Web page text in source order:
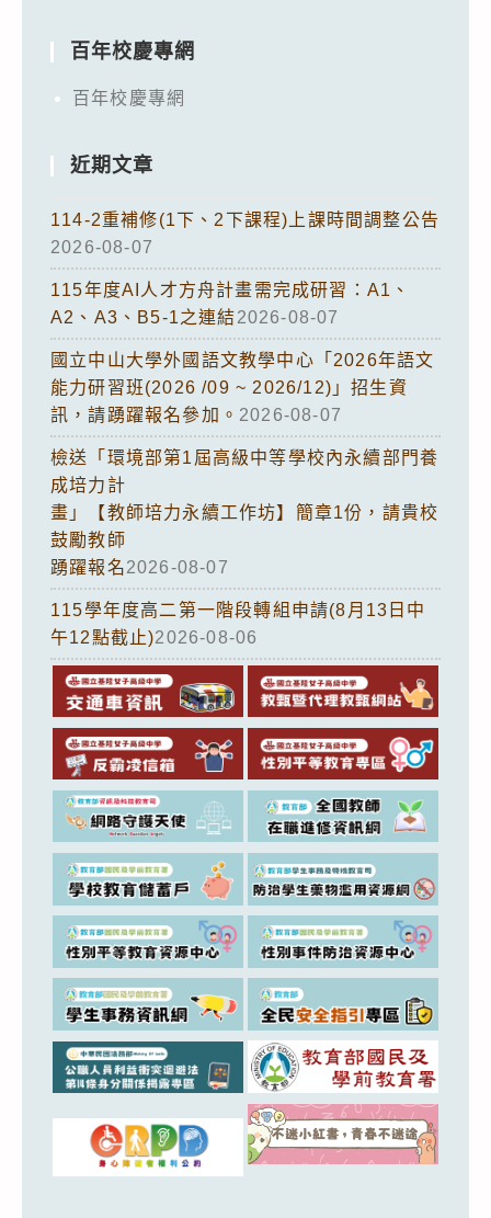
百年校慶專網
百年校慶專網
近期文章
114-2重補修(1下、2下課程)上課時間調整公告
2026-08-07
115年度AI人才方舟計畫需完成研習：A1、
A2、A3、B5-1之連結2026-08-07
國立中山大學外國語文教學中心「2026年語文
能力研習班(2026 /09 ~ 2026/12)」招生資
訊，請踴躍報名參加。 2026-08-07
檢送「環境部第1屆高級中等學校內永續部門養
成培力計
畫」【教師培力永續工作坊】簡章1份，請貴校
鼓勵教師
踴躍報名2026-08-07
115學年度高二第一階段轉組申請(8月13日中
午12點截止)2026-08-06